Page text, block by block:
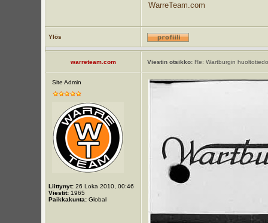
WarreTeam.com
Ylös
warreteam.com Viestin otsikko:Re: Wartburgin
Site Admin
Liittynyt:26 Loka 2010, 00:46
Viestit:1965
Paikkakunta:Global